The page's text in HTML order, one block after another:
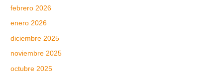
febrero 2026
enero 2026
diciembre 2025
noviembre 2025
octubre 2025